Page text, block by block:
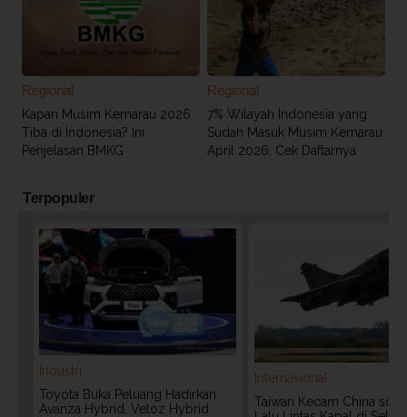
Regional
Kapan Musim Kemarau 2026
Tiba di Indonesia? Ini
Penjelasan BMKG
Regional
7% Wilayah Indonesia yang
Sudah Masuk Musim Kemarau
April 2026, Cek Daftarnya
Terpopuler
Industri
Toyota Buka Peluang Hadirkan
Avanza Hybrid, Veloz Hybrid
Internasional
Taiwan Kecam China soal